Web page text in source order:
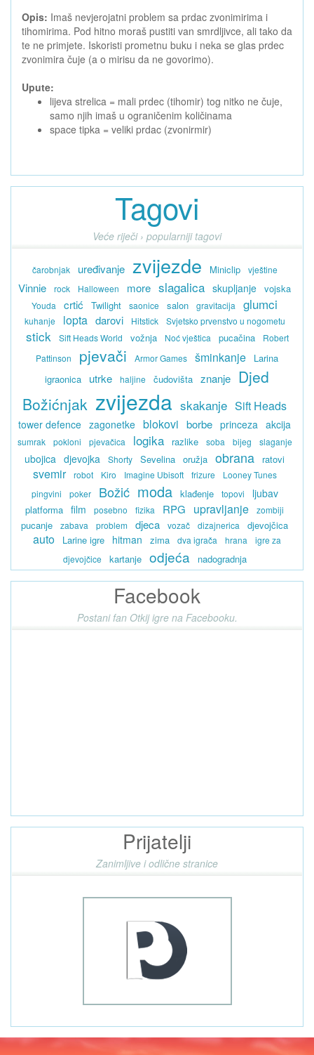
Opis: Imaš nevjerojatni problem sa prdac zvonimirima i
tihomirima. Pod hitno moraš pustiti van smrdljivce, ali tako da
te ne primjete. Iskoristi prometnu buku i neka se glas prdec
zvonimira čuje (a o mirisu da ne govorimo).
Upute:
lijeva strelica = mali prdec (tihomir) tog nitko ne čuje,
samo njih imaš u ograničenim količinama
space tipka = veliki prdac (zvonirmir)
Tagovi
Veće riječi › popularniji tagovi
čarobnjak uređivanje zvijezde Miniclip vještine
Vinnie rock Halloween more slagalica skupljanje vojska
Youda crtić Twilight saonice salon gravitacija glumci
kuhanje lopta darovi Hitstick Svjetsko prvenstvo u nogometu
stick Sift Heads World vožnja Noć vještica pucačina
Robert
Pattinson
pjevači Armor Games šminkanje
Larina
igraonica
utrke haljine čudovišta znanje Djed
Božićnjak zvijezda skakanje Sift Heads
tower defence zagonetke blokovi borbe princeza akcija
sumrak pokloni pjevačica logika razlike soba bijeg slaganje
ubojica djevojka Shorty Sevelina oružja obrana ratovi
svemir robot Kiro Imagine Ubisoft frizure
Looney Tunes
pingvini
poker Božić moda klađenje topovi ljubav
platforma film posebno fizika RPG upravljanje zombiji
pucanje zabava problem djeca vozač dizajnerica djevojčica
auto Larine igre hitman zima dva igrača hrana
igre za
djevojčice
kartanje odjeća nadogradnja
Facebook
Postani fan Otkij igre na Facebooku.
Prijatelji
Zanimljive i odlične stranice